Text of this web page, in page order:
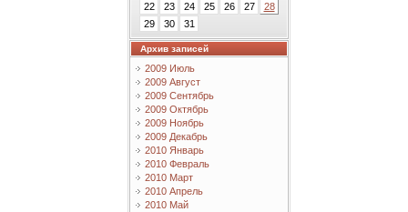
22
23 24 25 26 27
28
29
30 31
Архив записей
2009 Июль
2009 Август
2009 Сентябрь
2009 Октябрь
2009 Ноябрь
2009 Декабрь
2010 Январь
2010 Февраль
2010 Март
2010 Апрель
2010 Май